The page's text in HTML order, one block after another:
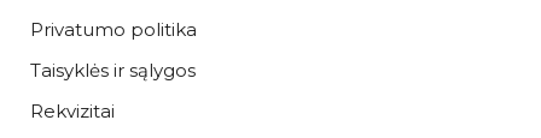
Privatumo politika
Taisyklės ir sąlygos
Rekvizitai